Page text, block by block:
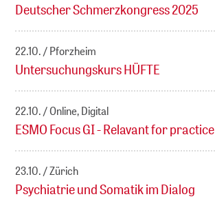
Deutscher Schmerzkongress 2025
22.10. Pforzheim
Untersuchungskurs HÜFTE
22.10. Online, Digital
ESMO Focus GI - Relavant for practice
23.10. Zürich
Psychiatrie und Somatik im Dialog